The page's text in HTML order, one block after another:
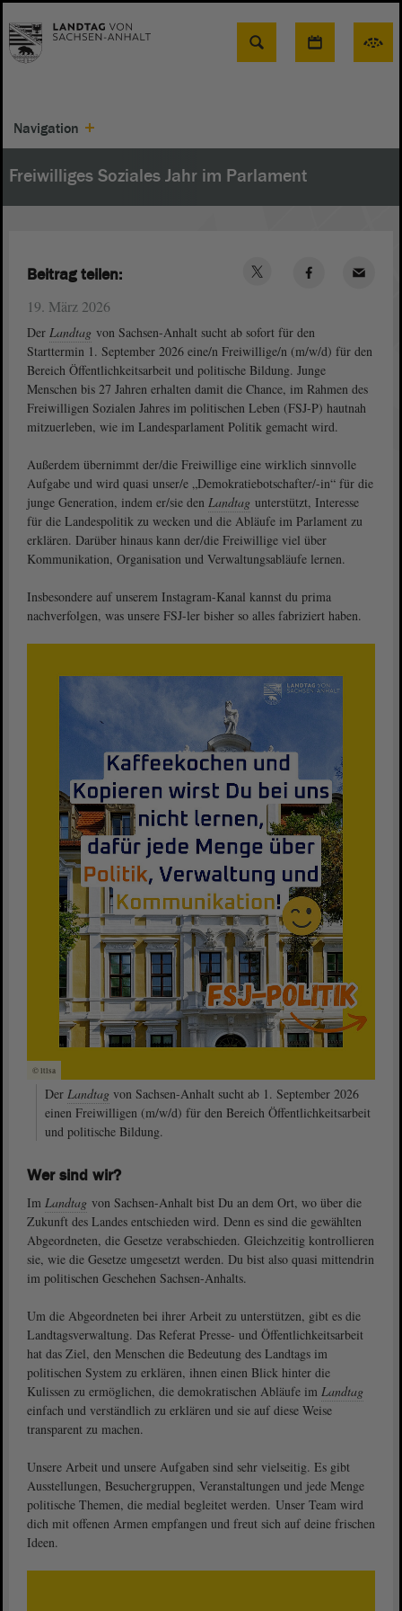
Suche
Navigation
Freiwilliges Soziales Jahr im Parlament
19. März 2026
Der Landtag von Sachsen-Anhalt sucht ab sofort für den
Starttermin 1. September 2026 eine/n Freiwillige/n (m/w/d) für den
Bereich Öffentlichkeitsarbeit und politische Bildung. Junge
Menschen bis 27 Jahren erhalten damit die Chance, im Rahmen des
Freiwilligen Sozialen Jahres im politischen Leben (FSJ-P) hautnah
mitzuerleben, wie im Landesparlament Politik gemacht wird.
Außerdem übernimmt der/die Freiwillige eine wirklich sinnvolle
Aufgabe und wird quasi unser/e „Demokratiebotschafter/-in“ für die
junge Generation, indem er/sie den Landtag unterstützt, Interesse
für die Landespolitik zu wecken und die Abläufe im Parlament zu
erklären. Darüber hinaus kann der/die Freiwillige viel über
Kommunikation, Organisation und Verwaltungsabläufe lernen.
Insbesondere auf unserem Instagram-Kanal kannst du prima
nachverfolgen, was unsere FSJ-ler bisher so alles fabriziert haben.
© ltlsa
Der Landtag von Sachsen-Anhalt sucht ab 1. September 2026
einen Freiwilligen (m/w/d) für den Bereich Öffentlichkeitsarbeit
und politische Bildung.
Wer sind wir?
Im Landtag von Sachsen-Anhalt bist Du an dem Ort, wo über die
Zukunft des Landes entschieden wird. Denn es sind die gewählten
Abgeordneten, die Gesetze verabschieden. Gleichzeitig kontrollieren
sie, wie die Gesetze umgesetzt werden. Du bist also quasi mittendrin
im politischen Geschehen Sachsen-Anhalts.
Um die Abgeordneten bei ihrer Arbeit zu unterstützen, gibt es die
Landtagsverwaltung. Das Referat Presse- und Öffentlichkeitsarbeit
hat das Ziel, den Menschen die Bedeutung des Landtags im
politischen System zu erklären, ihnen einen Blick hinter die
Kulissen zu ermöglichen, die demokratischen Abläufe im Landtag
einfach und verständlich zu erklären und sie auf diese Weise
transparent zu machen.
Unsere Arbeit und unsere Aufgaben sind sehr vielseitig. Es gibt
Ausstellungen, Besuchergruppen, Veranstaltungen und jede Menge
politische Themen, die medial begleitet werden. Unser Team wird
dich mit offenen Armen empfangen und freut sich auf deine frischen
Ideen.
Beitrag teilen: